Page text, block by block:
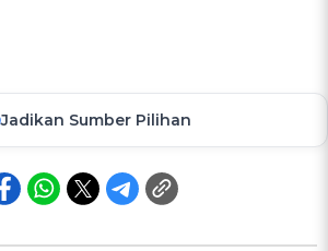
Jadikan Sumber Pilihan